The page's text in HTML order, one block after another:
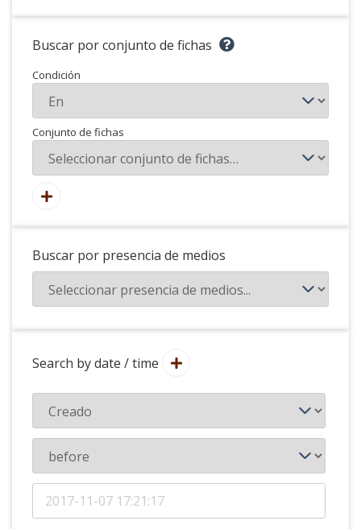
Buscar por conjunto de fichas
Condición
Conjunto de fichas
Buscar por presencia de medios
Search by date / time